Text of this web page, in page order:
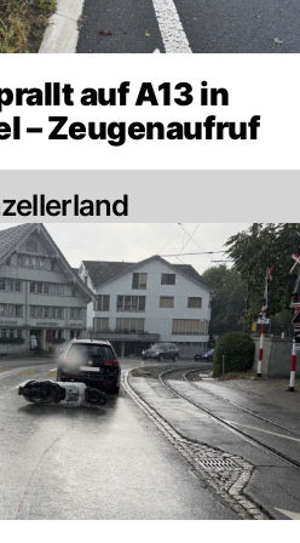
auf A13 in
– Zeugenaufruf